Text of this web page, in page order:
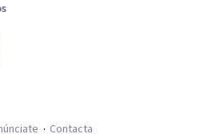
Contacta